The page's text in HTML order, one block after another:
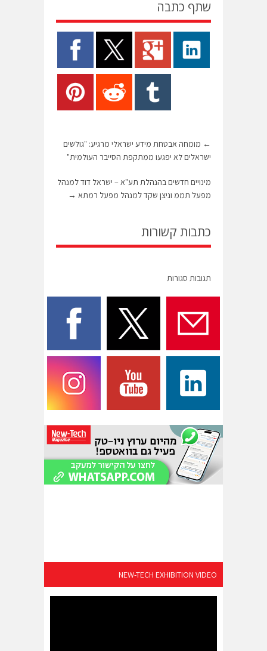
שתף כתבה
← מומחה אבטחת מידע ישראלי מרגיע: "גולשים
ישראלים לא יפגעו ממתקפת הסייבר העולמית"
מינויים חדשים בהנהלת תע"א – ישראל דוד למנהל
מפעל תממ וניצן שקד למנהל מפעל רמתא →
כתבות קשורות
תגובות סגורות
NEW-TECH EXHIBITION VIDEO